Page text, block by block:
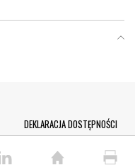
DEKLARACJA DOSTĘPNOŚCI